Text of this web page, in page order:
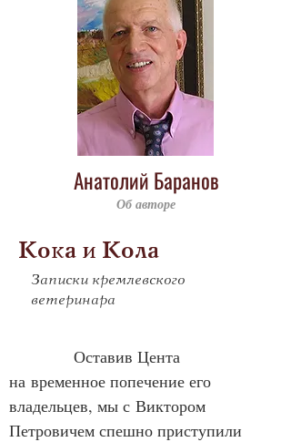
Анатолий Баранов
Об авторе
Кока и Кола
Записки кремлевского
ветеринара
Оставив Цента
на временное попечение его
владельцев, мы с Виктором
Петровичем спешно приступили